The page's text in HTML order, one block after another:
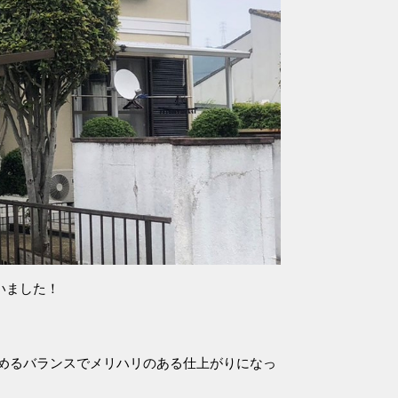
した！
バランスでメリハリのある仕上がりになっ